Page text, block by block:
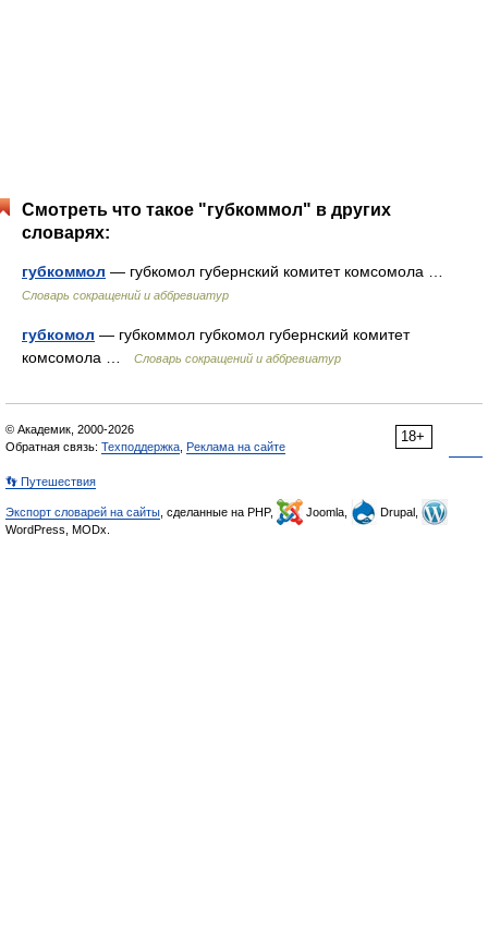
Смотреть что такое "губкоммол" в других
словарях:
губкоммол — губкомол губернский комитет комсомола …
Словарь сокращений и аббревиатур
губкомол — губкоммол губкомол губернский комитет
комсомола …
Словарь сокращений и аббревиатур
18+
© Академик, 2000-2026
Обратная связь: Техподдержка Реклама на сайте
👣 Путешествия
Экспорт словарей на сайты , сделанные на PHP, Joomla,
Drupal,
WordPress, MODx.